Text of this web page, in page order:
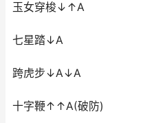
玉女穿梭↓↑A
七星踏↓A
跨虎步↓A↓A
十字鞭↑↑A(破防)